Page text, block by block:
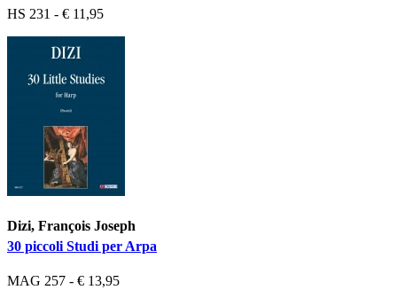
HS 231 - € 11,95
Dizi, François Joseph
30 piccoli Studi per Arpa
MAG 257 - € 13,95